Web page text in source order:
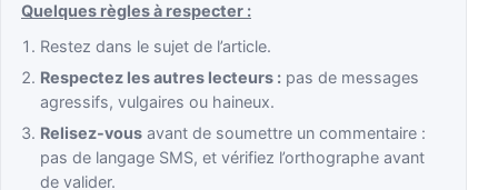
Quelques règles à respecter :
Restez dans le sujet de l’article.
Respectez les autres lecteurs : pas de messages
agressifs, vulgaires ou haineux.
Relisez-vous avant de soumettre un commentaire :
pas de langage SMS, et vérifiez l’orthographe avant
de valider.